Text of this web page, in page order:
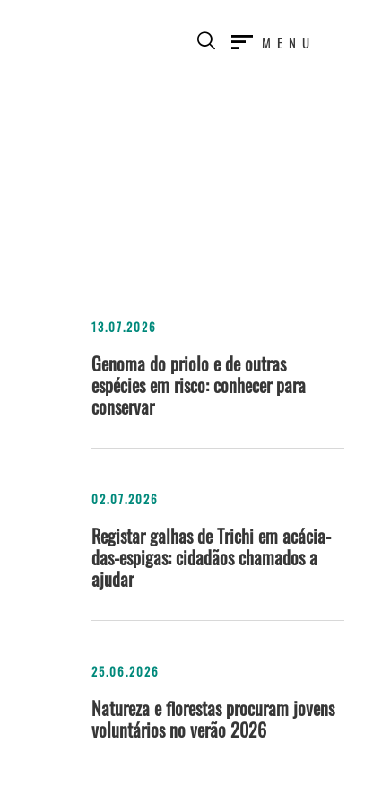
MENU
13.07.2026
Genoma do priolo e de outras
espécies em risco: conhecer para
conservar
02.07.2026
Registar galhas de Trichi em acácia-
das-espigas: cidadãos chamados a
ajudar
25.06.2026
Natureza e florestas procuram jovens
voluntários no verão 2026